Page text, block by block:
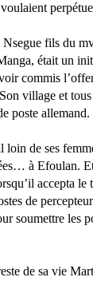
fils du
était un
commis
village et
poste allemand.
de ses
à Efoulan.
accepta le
de
soumettre les
de sa vie